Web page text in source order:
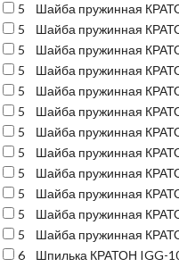
5
Шайба пружинная
5
Шайба пружинная
5
Шайба пружинная
5
Шайба пружинная
5
Шайба пружинная
5
Шайба пружинная
5
Шайба пружинная
5
Шайба пружинная
5
Шайба пружинная
5
Шайба пружинная
5
Шайба пружинная
5
Шайба пружинная
6
Шпилька КРАТОН IGG-